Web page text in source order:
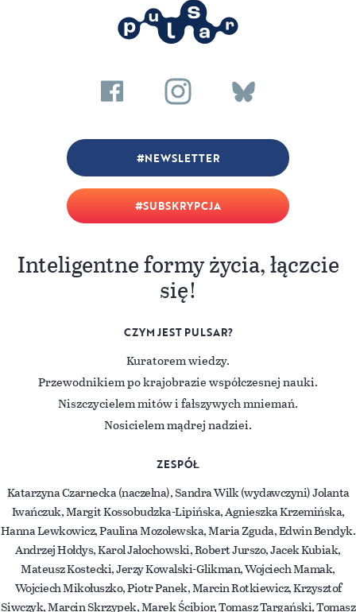
SUBSKRYPCJA
NEWSLETTER
Inteligentne formy życia, łączcie
się!
CZYM JEST PULSAR?
Kuratorem wiedzy.
Przewodnikiem po krajobrazie współczesnej nauki.
Niszczycielem mitów i fałszywych mniemań.
Nosicielem mądrej nadziei.
ZESPÓŁ
Katarzyna Czarnecka (naczelna), Sandra Wilk (wydawczyni) Jolanta
Iwańczuk, Margit Kossobudzka-Lipińska, Agnieszka Krzemińska,
Hanna Lewkowicz, Paulina Mozolewska, Maria Zguda, Edwin Bendyk.
Andrzej Hołdys, Karol Jałochowski, Robert Jurszo, Jacek Kubiak,
Mateusz Kostecki, Jerzy Kowalski-Glikman, Wojciech Mamak,
Wojciech Mikołuszko, Piotr Panek, Marcin Rotkiewicz, Krzysztof
Siwczyk, Marcin Skrzypek, Marek Ścibior, Tomasz Targański, Tomasz